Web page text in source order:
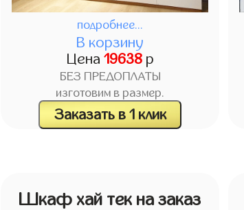
подробнее...
В корзину
Цена 19638р
БЕЗ ПРЕДОПЛАТЫ
изготовим в размер.
Заказать в 1 клик
Шкаф хай тек на заказ